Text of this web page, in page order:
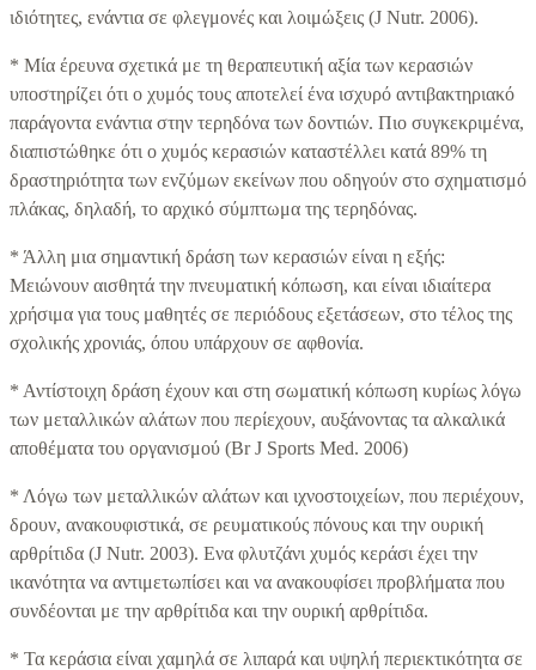
ιδιότητες, ενάντια σε φλεγμονές και λοιμώξεις (J Nutr. 2006).
* Μία έρευνα σχετικά με τη θεραπευτική αξία των κερασιών
υποστηρίζει ότι ο χυμός τους αποτελεί ένα ισχυρό αντιβακτηριακό
παράγοντα ενάντια στην τερηδόνα των δοντιών. Πιο συγκεκριμένα,
διαπιστώθηκε ότι ο χυμός κερασιών καταστέλλει κατά 89% τη
δραστηριότητα των ενζύμων εκείνων που οδηγούν στο σχηματισμό
πλάκας, δηλαδή, το αρχικό σύμπτωμα της τερηδόνας.
* Άλλη μια σημαντική δράση των κερασιών είναι η εξής:
Μειώνουν αισθητά την πνευματική κόπωση, και είναι ιδιαίτερα
χρήσιμα για τους μαθητές σε περιόδους εξετάσεων, στο τέλος της
σχολικής χρονιάς, όπου υπάρχουν σε αφθονία.
* Αντίστοιχη δράση έχουν και στη σωματική κόπωση κυρίως λόγω
των μεταλλικών αλάτων που περίεχουν, αυξάνοντας τα αλκαλικά
αποθέματα του οργανισμού (Br J Sports Med. 2006)
* Λόγω των μεταλλικών αλάτων και ιχνοστοιχείων, που περιέχουν,
δρουν, ανακουφιστικά, σε ρευματικούς πόνους και την ουρική
αρθρίτιδα (J Nutr. 2003). Ενα φλυτζάνι χυμός κεράσι έχει την
ικανότητα να αντιμετωπίσει και να ανακουφίσει προβλήματα που
συνδέονται με την αρθρίτιδα και την ουρική αρθρίτιδα.
* Τα κεράσια είναι χαμηλά σε λιπαρά και υψηλή περιεκτικότητα σε